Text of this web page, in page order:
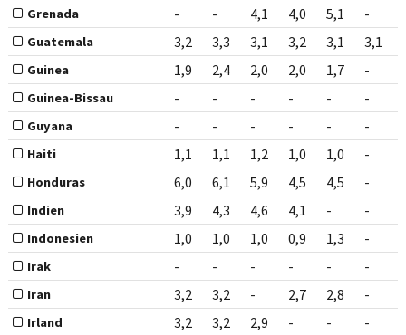
Grenada - - 4,1 4,0 5,1 -
Guatemala 3,2 3,3 3,1 3,2 3,1 3,1
Guinea 1,9 2,4 2,0 2,0 1,7 -
Guinea-Bissau - - - - - -
Guyana - - - - - -
Haiti 1,1 1,1 1,2 1,0 1,0 -
Honduras 6,0 6,1 5,9 4,5 4,5 -
Indien 3,9 4,3 4,6 4,1 - -
Indonesien 1,0 1,0 1,0 0,9 1,3 -
Irak - - - - - -
Iran 3,2 3,2 - 2,7 2,8 -
Irland 3,2 3,2 2,9 - - -